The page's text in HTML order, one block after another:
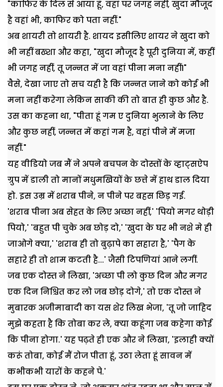
"काफिर के दिल से आया हूं, वहां पर जगह नहीं, खुदा मौजूद
है वहां भी, काफिर को पता नहीं."
अब शायरी तो शायरी है. शायद इसीलिए शायर ने खुदा को
भी नहीं बख्शा और कहा, "खुदा मौजूद है पूरी दुनिया में, कहीं
भी जगह नहीं, तू जन्नत में जा वहां पीना मना नहीं।"
वैसे, देखा जाए तो सच यही है कि जन्नत जाने को कोई भी
मना नहीं करेगा लेकिन साकी की तो बात ही कुछ और है.
उस का कहना था, "पीता हूं गम ए दुनिया भुलाने के लिए
और कुछ नहीं, जन्नत में कहां गम है, वहां पीने में मजा
नहीं."
यह वीडियो जब मैं ने अपने बचपन के दोस्तों के व्हाट्सऐप
ग्रुप में डाली तो मानों मधुमखियों के छत्ते में हाथ डाल दिया
हो. इस उम्र में शराब पीने, न पीने पर बहस छिड़ गई.
'शराब पीना अब सेहत के लिए अच्छा नहीं,' 'पियो मगर थोड़ी
पियो,' 'बहुत पी चुके अब छोड़ दो,' 'खुदा के घर भी नशे मे ही
जाओगे क्या,' 'शराब ही तो बुढ़ापे का सहारा है,' 'पैग के
सहारे ही तो शाम कटती है...' जैसी टिपणियां आने लगीं.
जब एक दोस्त ने लिखा, 'अच्छा पी लो कुछ दिन और मगर
एक दिन निश्चित कर लो जब छोड़ दोगे,' तो एक दोस्त ने
मुबारक अजीमाबादी का यस शेर लिख भेजा, 'तू जो जाहिद
मुझे कहता है कि तोबा कर ले, क्या कहूंगा जब कहेगा कोई
कि पीना होगा.' यह पढ़ते ही एक और ने लिखा, 'इलाही क्यों
करूं तोबा, कोई मैं रोज पीता हूं, उठा लेता हूं सावन में
कभीकभी यारों के कहने पे.'